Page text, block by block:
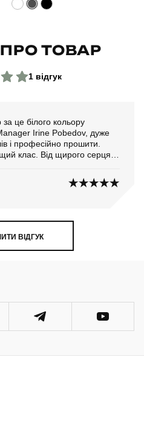
ТОВАР
1 відгук
це білого кольору
Irine Pobedov, дуже
і професійно прошити.
клас. Від щирого серця
ВІДГУК